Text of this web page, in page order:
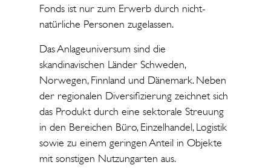
Fonds ist nur zum Erwerb durch nicht-
natürliche Personen zugelassen.
Das Anlageuniversum sind die
skandinavischen Länder Schweden,
Norwegen, Finnland und Dänemark. Neben
der regionalen Diversifizierung zeichnet sich
das Produkt durch eine sektorale Streuung
in den Bereichen Büro, Einzelhandel, Logistik
sowie zu einem geringen Anteil in Objekte
mit sonstigen Nutzungarten aus.